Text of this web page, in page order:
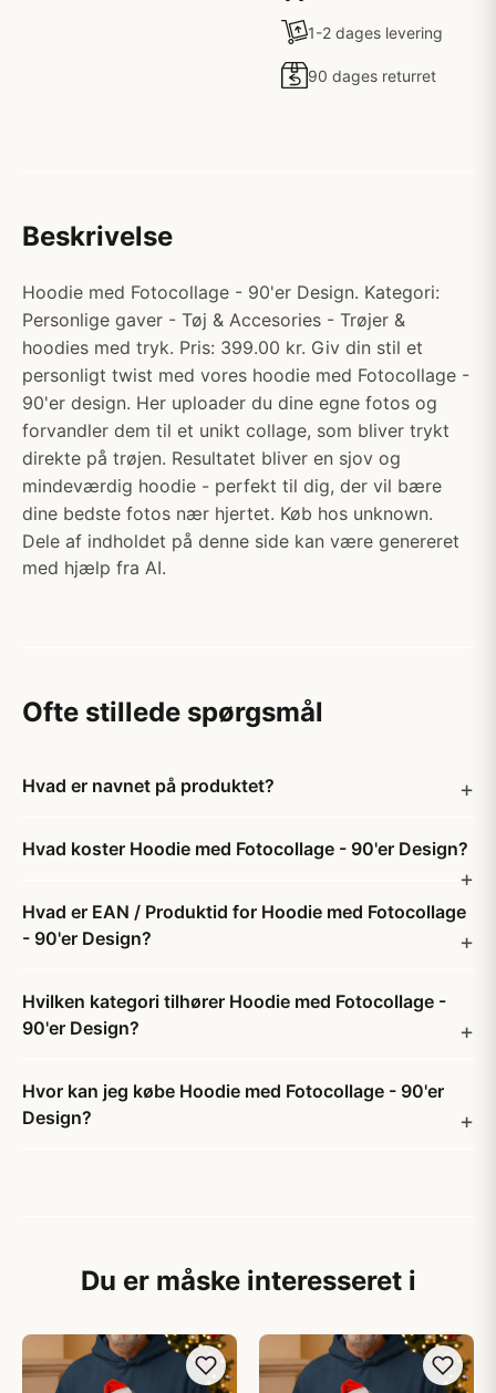
1-2 dages levering
90 dages returret
Beskrivelse
Hoodie med Fotocollage - 90'er Design. Kategori:
Personlige gaver - Tøj & Accesories - Trøjer &
hoodies med tryk. Pris: 399.00 kr. Giv din stil et
personligt twist med vores hoodie med Fotocollage -
90'er design. Her uploader du dine egne fotos og
forvandler dem til et unikt collage, som bliver trykt
direkte på trøjen. Resultatet bliver en sjov og
mindeværdig hoodie - perfekt til dig, der vil bære
dine bedste fotos nær hjertet. Køb hos unknown.
Dele af indholdet på denne side kan være genereret
med hjælp fra AI.
Ofte stillede spørgsmål
Hvad er navnet på produktet?
Hvad koster Hoodie med Fotocollage - 90'er Design?
Hvad er EAN / Produktid for Hoodie med Fotocollage
- 90'er Design?
Hvilken kategori tilhører Hoodie med Fotocollage -
90'er Design?
Hvor kan jeg købe Hoodie med Fotocollage - 90'er
Design?
Du er måske interesseret i